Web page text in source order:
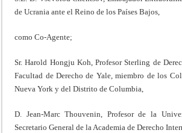
de Ucrania ante el Reino de los Países Bajos,
como Co-Agente;
Sr. Harold Hongju Koh, Profesor Sterling de
Facultad de Derecho de Yale, miembro de los
Nueva York y del Distrito de Columbia,
D. Jean-Marc Thouvenin, Profesor de la
Secretario General de la Academia de Derecho